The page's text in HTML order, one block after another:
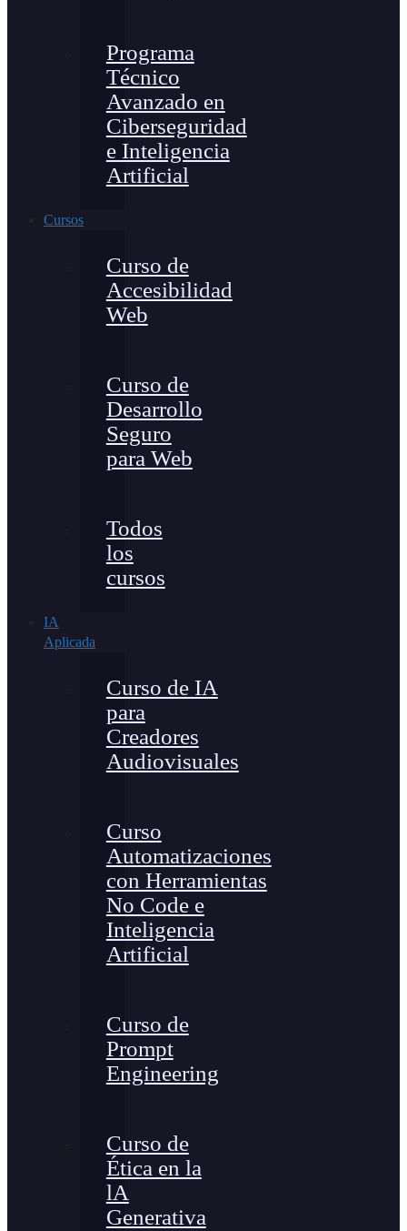
Programa
Técnico
Avanzado en
Ciberseguridad
e Inteligencia
Artificial
Cursos
Curso de
Accesibilidad
Web
Curso de
Desarrollo
Seguro
para Web
Todos
los
cursos
IA
Aplicada
Curso de IA
para
Creadores
Audiovisuales
Curso
Automatizaciones
con Herramientas
No Code e
Inteligencia
Artificial
Curso de
Prompt
Engineering
Curso de
Ética en la
lA
Generativa